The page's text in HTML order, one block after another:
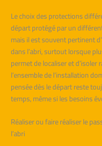
Le choix des protections
départ protégé par un
mais il est souvent pertinent
dans l’abri, surtout lorsque
permet de localiser et
l’ensemble de l’installation
pensée dès le départ reste
temps, même si les besoins
Réaliser ou faire réaliser le
l’abri